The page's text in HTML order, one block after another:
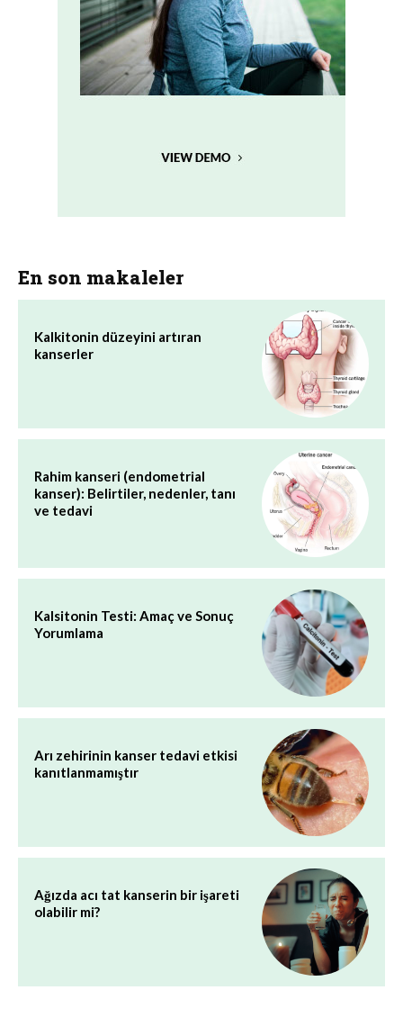
En son makaleler
Kalkitonin düzeyini artıran
kanserler
Rahim kanseri (endometrial
kanser): Belirtiler, nedenler, tanı
ve tedavi
Kalsitonin Testi: Amaç ve Sonuç
Yorumlama
Arı zehirinin kanser tedavi etkisi
kanıtlanmamıştır
Ağızda acı tat kanserin bir işareti
olabilir mi?